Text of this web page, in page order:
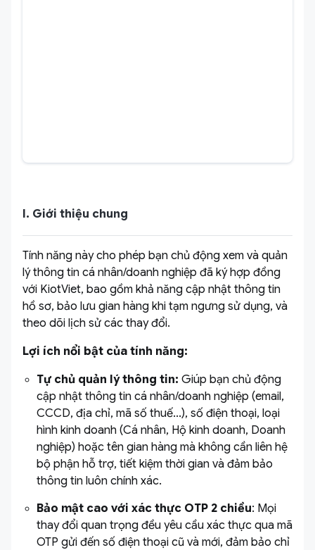
I. Giới thiệu chung
Tính năng này cho phép bạn chủ động xem và quản
lý thông tin cá nhân/doanh nghiệp đã ký hợp đồng
với KiotViet, bao gồm khả năng cập nhật thông tin
hồ sơ, bảo lưu gian hàng khi tạm ngưng sử dụng, và
theo dõi lịch sử các thay đổi.
Lợi ích nổi bật của tính năng:
Tự chủ quản lý thông tin: Giúp bạn chủ động
cập nhật thông tin cá nhân/doanh nghiệp (email,
CCCD, địa chỉ, mã số thuế...), số điện thoại, loại
hình kinh doanh (Cá nhân, Hộ kinh doanh, Doanh
nghiệp) hoặc tên gian hàng mà không cần liên hệ
bộ phận hỗ trợ, tiết kiệm thời gian và đảm bảo
thông tin luôn chính xác.
Bảo mật cao với xác thực OTP 2 chiều: Mọi
thay đổi quan trọng đều yêu cầu xác thực qua mã
OTP gửi đến số điện thoại cũ và mới, đảm bảo chỉ